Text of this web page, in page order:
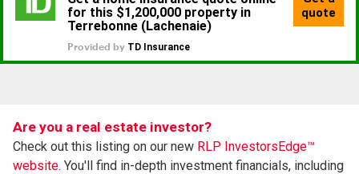
Are you a real estate investor?
Check out this listing on our new RLP InvestorsEdge™
website. You'll find in-depth investment financials, including